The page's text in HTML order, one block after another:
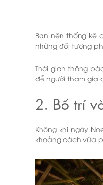
Bạn nên thống kê
những đối tượng
Thời gian thông
để người tham gia
2. Bố trí
Không khí ngày
khoảng cách vừa